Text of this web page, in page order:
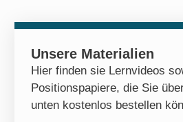
Unsere Materialien
Hier finden sie Lernvideos
Positionspapiere, die Sie
unten kostenlos bestellen